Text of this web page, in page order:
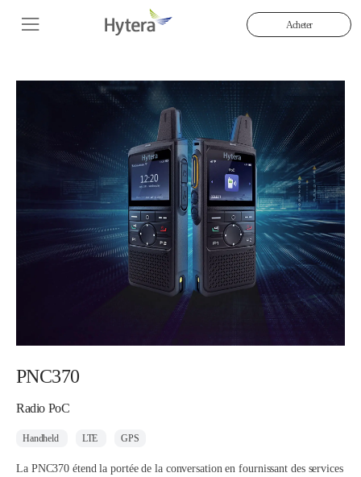
Acheter
PNC370
Radio PoC
Handheld LTE GPS
La PNC370 étend la portée de la conversation en fournissant des services